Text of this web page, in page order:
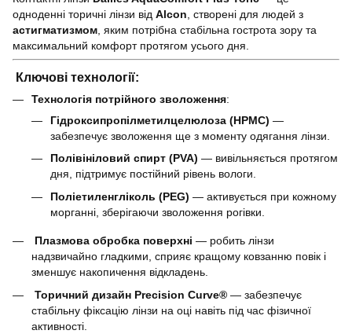
одноденні торичні лінзи від Alcon , створені для людей з
астигматизмом , яким потрібна стабільна гострота зору та
максимальний комфорт протягом усього дня.
Ключові технології:
Технологія потрійного зволоження:
Гідроксипропілметилцелюлоза (HPMC) —
забезпечує зволоження ще з моменту одягання лінзи.
Полівініловий спирт (PVA) — вивільняється протягом
дня, підтримує постійний рівень вологи.
Поліетиленгліколь (PEG) — активується при кожному
морганні, зберігаючи зволоження рогівки.
Плазмова обробка поверхні — робить лінзи
надзвичайно гладкими, сприяє кращому ковзанню повік і
зменшує накопичення відкладень.
Торичний дизайн Precision Curve® — забезпечує
стабільну фіксацію лінзи на оці навіть під час фізичної
активності.